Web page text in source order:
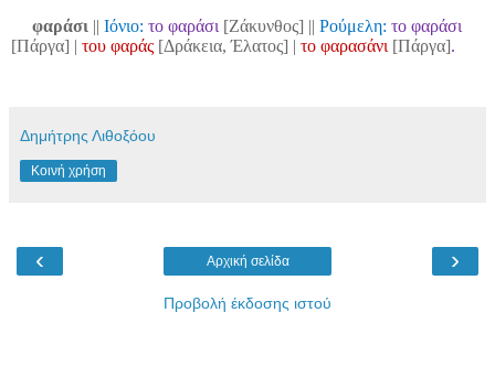
φαράσι || Ιόνιο: το φαράσι [Ζάκυνθος] || Ρούμελη: το φαράσι
[Πάργα] | του φαράς [Δράκεια, Έλατος] | το φαρασάνι [Πάργα].
Δημήτρης Λιθοξόου
Κοινή χρήση
‹ ›
Αρχική σελίδα
Προβολή έκδοσης ιστού